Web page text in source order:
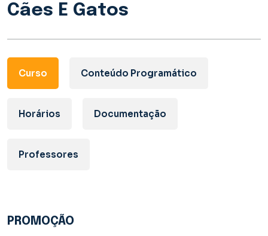
Cães E Gatos
Curso Conteúdo Programático
Horários Documentação
Professores
PROMOÇÃO